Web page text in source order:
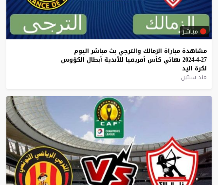
مباشر
مشاهدة مباراة الزمالك والترجي بث مباشر اليوم
27-4-2024
نهائي كأس أفريقيا للأندية أبطال الكؤوس
لكرة اليد
منذ سنتين